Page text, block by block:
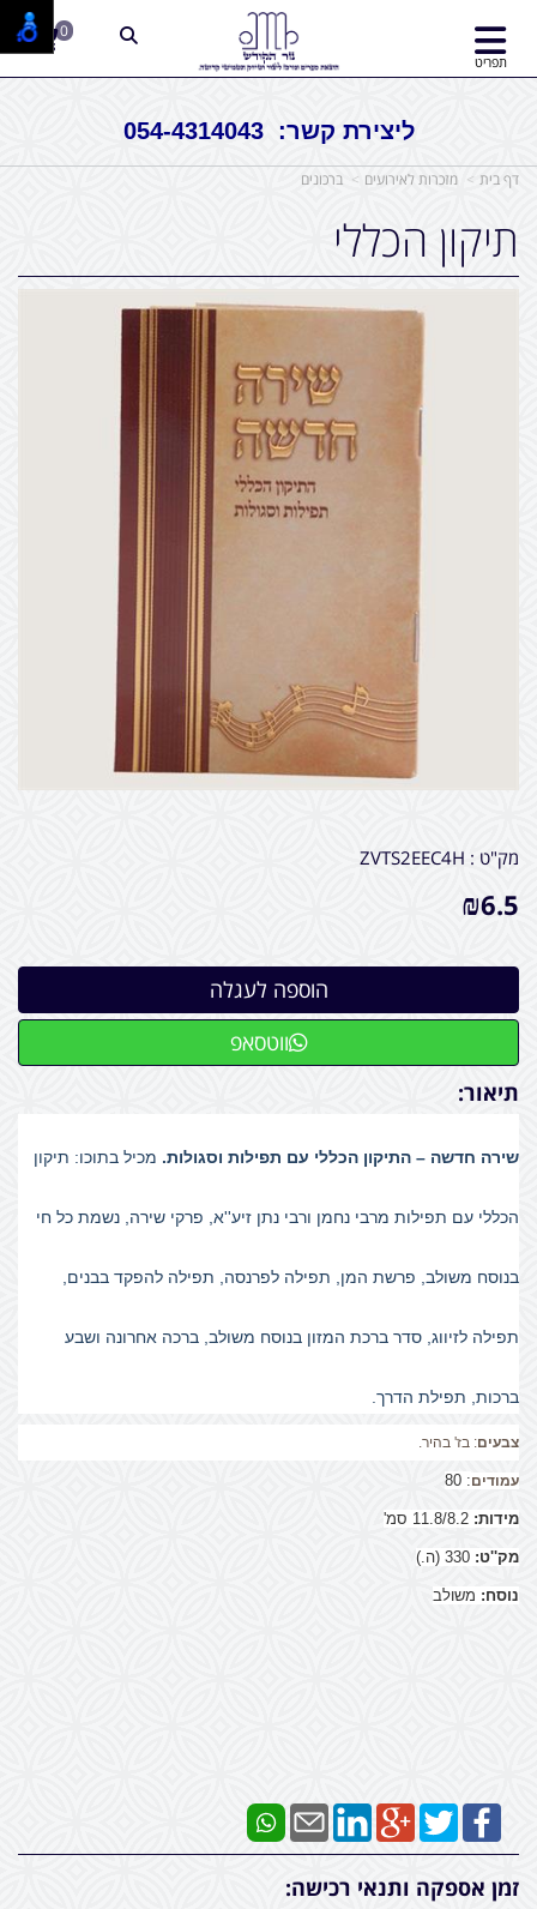
ליצירת קשר: 054-4314043
תפריט
0
דף בית מזכרות לאירועים ברכונים
תיקון הכללי
מק"ט : ZVTS2EEC4H
₪6.5
ווטסאפ
תיאור:
שירה חדשה – התיקון הכללי עם תפילות וסגולות. מכיל בתוכו: תיקון
הכללי עם תפילות מרבי נחמן ורבי נתן זיע''א, פרקי שירה, נשמת כל חי
בנוסח משולב, פרשת המן, תפילה לפרנסה, תפילה להפקד בבנים,
תפילה לזיווג, סדר ברכת המזון בנוסח משולב, ברכה אחרונה ושבע
ברכות, תפילת הדרך.
צבעים: בז' בהיר.
עמודים: 80
מידות:
מק''ט:
נוסח: משולב
זמן אספקה ותנאי רכישה: